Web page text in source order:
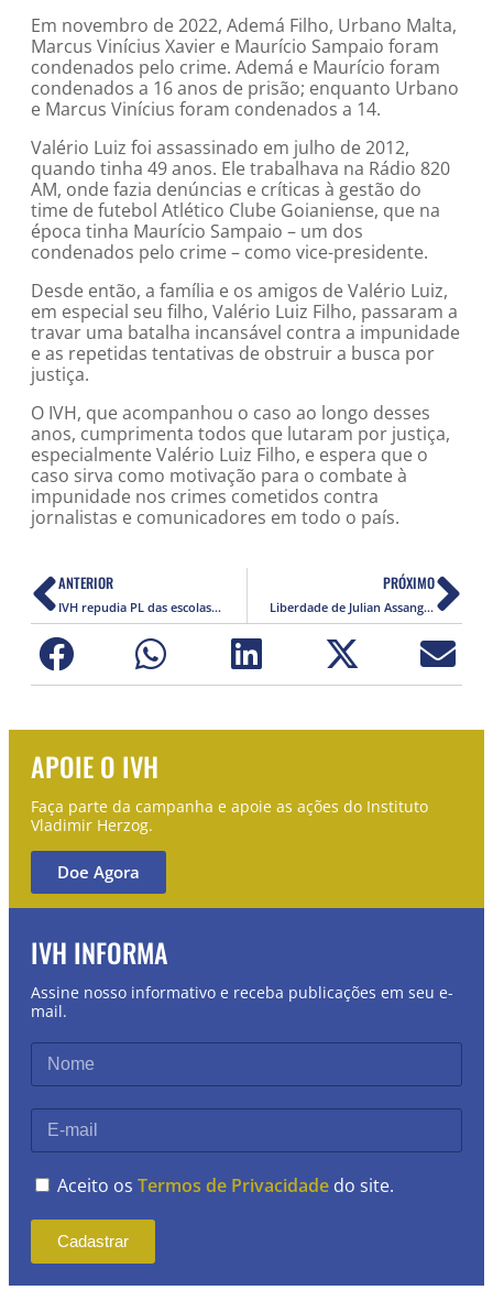
Em novembro de 2022, Ademá Filho, Urbano Malta,
Marcus Vinícius Xavier e Maurício Sampaio foram
condenados pelo crime. Ademá e Maurício foram
condenados a 16 anos de prisão; enquanto Urbano
e Marcus Vinícius foram condenados a 14.
Valério Luiz foi assassinado em julho de 2012,
quando tinha 49 anos. Ele trabalhava na Rádio 820
AM, onde fazia denúncias e críticas à gestão do
time de futebol Atlético Clube Goianiense, que na
época tinha Maurício Sampaio – um dos
condenados pelo crime – como vice-presidente.
Desde então, a família e os amigos de Valério Luiz,
em especial seu filho, Valério Luiz Filho, passaram a
travar uma batalha incansável contra a impunidade
e as repetidas tentativas de obstruir a busca por
justiça.
O IVH, que acompanhou o caso ao longo desses
anos, cumprimenta todos que lutaram por justiça,
especialmente Valério Luiz Filho, e espera que o
caso sirva como motivação para o combate à
impunidade nos crimes cometidos contra
jornalistas e comunicadores em todo o país.
ANTERIOR
IVH repudia PL das escolas cívico-militares em São Paulo
PRÓXIMO
Liberdade de Julian Assange fortalece a liberdade de imprensa e a democracia
APOIE O IVH
Faça parte da campanha e apoie as ações do Instituto
Vladimir Herzog.
Doe Agora
IVH INFORMA
Assine nosso informativo e receba publicações em seu e-
mail.
Aceito os Termos de Privacidade do site.
Cadastrar